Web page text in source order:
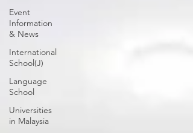
Event
Information
& News
International
School(J)
Language
School
Universities
in Malaysia